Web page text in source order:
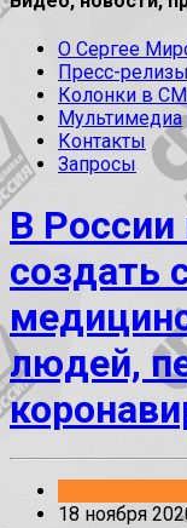
О Сергее
Пресс-релизы
Колонки в
Мультимедиа
Контакты
Запросы
В
создать
людей,
18 ноября